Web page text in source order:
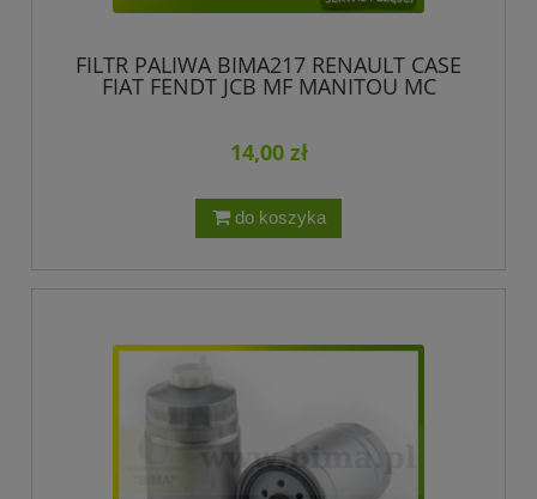
FILTR PALIWA BIMA217 RENAULT CASE
FIAT FENDT JCB MF MANITOU MC
MERLO SAME
14,00 zł
do koszyka